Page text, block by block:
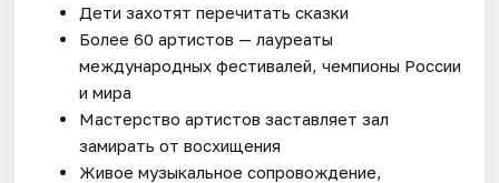
Дети захотят перечитать сказки
Более 60 артистов — лауреаты
международных фестивалей, чемпионы России
и мира
Мастерство артистов заставляет зал
замирать от восхищения
Живое музыкальное сопровождение,